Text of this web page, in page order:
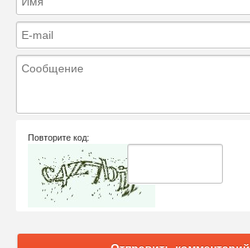
Повторите код: